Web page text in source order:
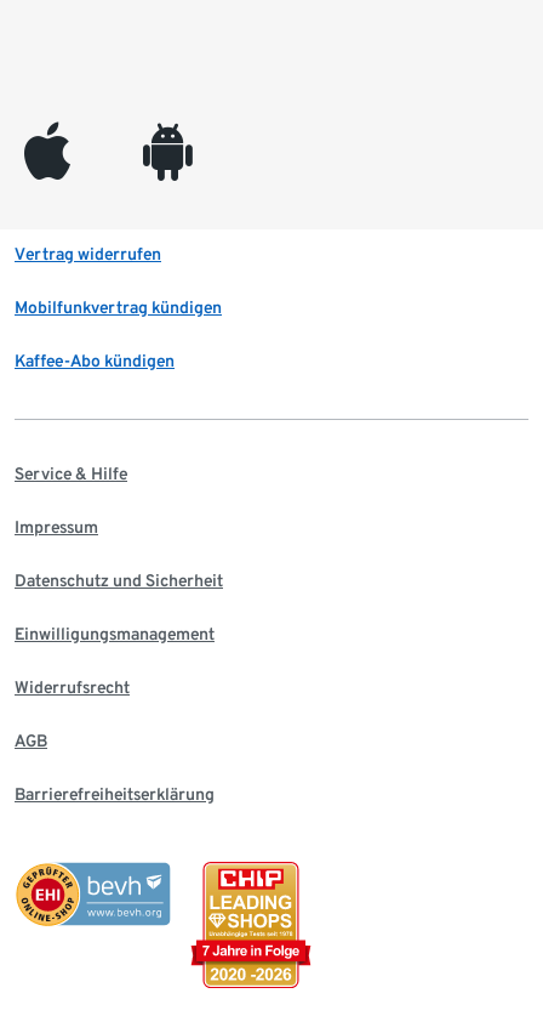
appleinc android
Vertrag widerrufen
Mobilfunkvertrag kündigen
Kaffee-Abo kündigen
Service & Hilfe
Impressum
Datenschutz und Sicherheit
Einwilligungsmanagement
Widerrufsrecht
AGB
Barrierefreiheitserklärung